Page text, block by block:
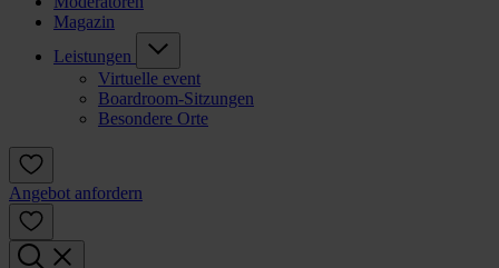
Magazin
Leistungen
Virtuelle event
Boardroom-Sitzungen
Besondere Orte
Angebot anfordern